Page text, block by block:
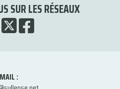
SUR LES RÉSEAUX
MAIL :